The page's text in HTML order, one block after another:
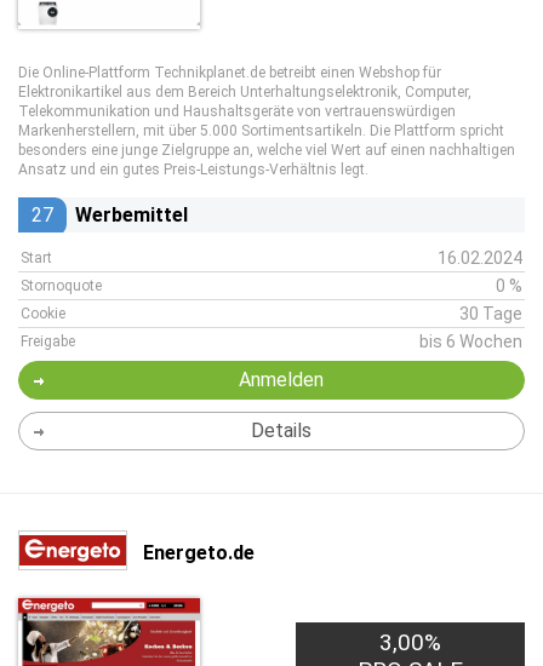
Die Online-Plattform Technikplanet.de betreibt einen Webshop für
Elektronikartikel aus dem Bereich Unterhaltungselektronik, Computer,
Telekommunikation und Haushaltsgeräte von vertrauenswürdigen
Markenherstellern, mit über 5.000 Sortimentsartikeln. Die Plattform spricht
besonders eine junge Zielgruppe an, welche viel Wert auf einen nachhaltigen
Ansatz und ein gutes Preis-Leistungs-Verhältnis legt.
27 Werbemittel
Start 16.02.2024
Stornoquote 0 %
Cookie 30 Tage
Freigabe bis 6 Wochen
Anmelden
Details
Energeto.de
3,00%